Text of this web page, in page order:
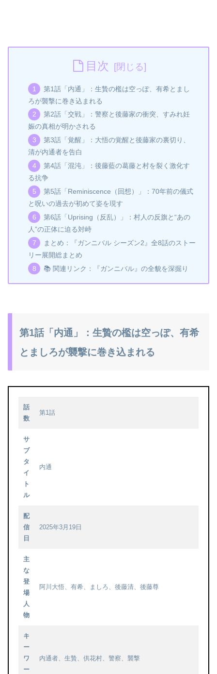
目次
第1話「内通」：生贄の檻は空っぽ、有希とまし
ろが襲撃に巻き込まれる
第2話「交戦」：警察と後藤家の衝突、すみれ妊
娠の真相が明かされる
第3話「覚醒」：大悟の覚醒と後藤家の裏切り、
清が内通者を告白
第4話「混沌」：後藤藍の葛藤と村を裂く激化す
る抗争
第5話「Reminiscence（回想）」：70年前の儀式
と呪いの過去が初めて姿を現す
第6話「Uprising（反乱）」：村人の反旗と“あの
人”の正体に迫る対峙
まとめ：『ガンニバル シーズン2』全8話のストー
リー展開総まとめ
📚 関連リンク：『ガンニバル』の全貌を深掘り
第1話「内通」：生贄の檻は空っぽ、有希
とましろが襲撃に巻き込まれる
話
数
第1話
サ
ブ
タ
イ
ト
ル
内通
配
信
日
2025年3月19日
主
な
登
場
人
物
阿川大悟、有希、ましろ、後藤清、後藤尊
キ
ー
ワ
ー
内通者、生贄、供花村、警察、襲撃